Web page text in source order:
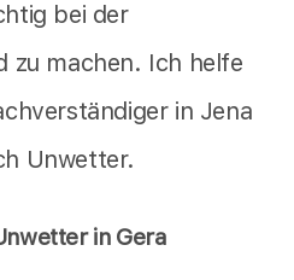
bei der
zu machen. Ich helfe
in Jena
Unwetter.
in Gera